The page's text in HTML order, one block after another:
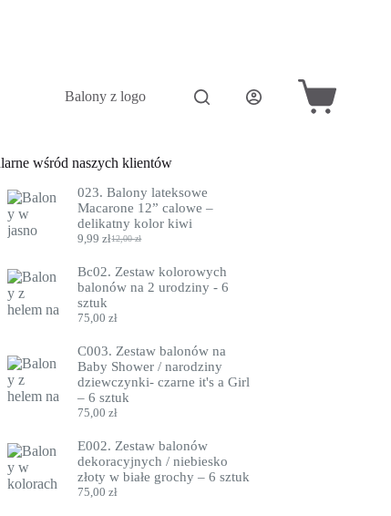
Balony z logo Akcesoria do balonówKoszyk
wśród naszych klientów
023. Balony lateksowe
Macarone 12” calowe –
delikatny kolor kiwi
12,00zł
Pierwotna
wynosiła:
12,00 zł.
9,99złAktualna
wynosi:
9,99 zł.
Bc02. Zestaw kolorowych
balonów na 2 urodziny - 6
sztuk
75,00zł
C003. Zestaw balonów na
Baby Shower / narodziny
dziewczynki- czarne it's a Girl
– 6 sztuk
75,00zł
E002. Zestaw balonów
dekoracyjnych / niebiesko
złoty w białe grochy – 6 sztuk
75,00zł